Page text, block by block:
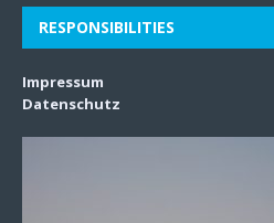
RESPONSIBILITIES
Impressum
Datenschutz